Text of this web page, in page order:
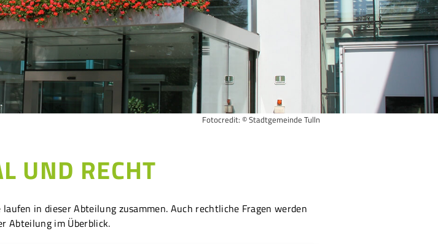
Fotocredit: © Stadtgemeinde Tulln
UND RECHT
in dieser Abteilung zusammen. Auch rechtliche Fragen werden
Abteilung im Überblick.